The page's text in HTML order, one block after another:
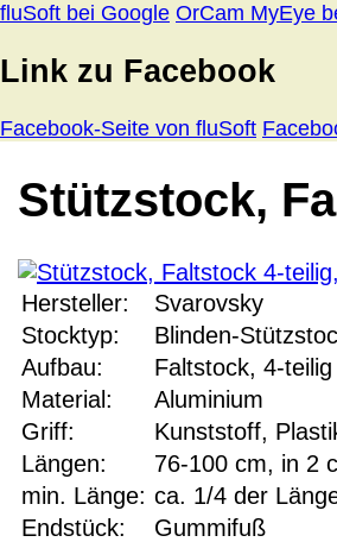
fluSoft bei Google OrCam MyEye
Link zu Facebook
Facebook-Seite von fluSoft
Stützstock,
Hersteller:
Svarovsky
Stocktyp:
Blinden-
Aufbau:
Faltstock, 4-teilig
Material:
Aluminium
Griff:
Kunststoff,
Längen:
76-100 cm, in 2
min. Länge: ca. 1/4 der
Endstück:
Gummifuß